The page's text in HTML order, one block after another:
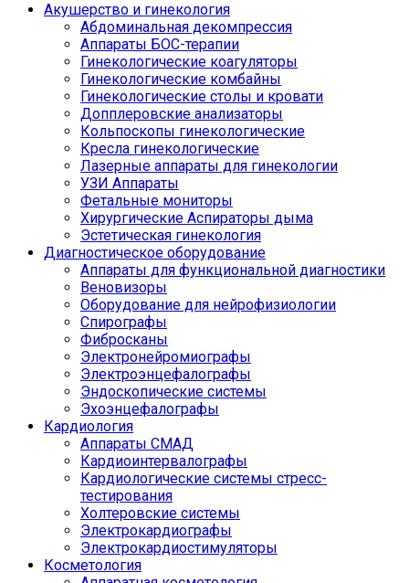
Акушерство и гинекология
Абдоминальная декомпрессия
Аппараты БОС-терапии
Гинекологические коагуляторы
Гинекологические комбайны
Гинекологические столы и кровати
Допплеровские анализаторы
Кольпоскопы гинекологические
Кресла гинекологические
Лазерные аппараты для гинекологии
УЗИ Аппараты
Фетальные мониторы
Хирургические Аспираторы дыма
Эстетическая гинекология
Диагностическое оборудование
Аппараты для функциональной диагностики
Веновизоры
Оборудование для нейрофизиологии
Спирографы
Фибросканы
Электронейромиографы
Электроэнцефалографы
Эндоскопические системы
Эхоэнцефалографы
Кардиология
Аппараты СМАД
Кардиоинтервалографы
Кардиологические системы стресс-
тестирования
Холтеровские системы
Электрокардиографы
Электрокардиостимуляторы
Косметология